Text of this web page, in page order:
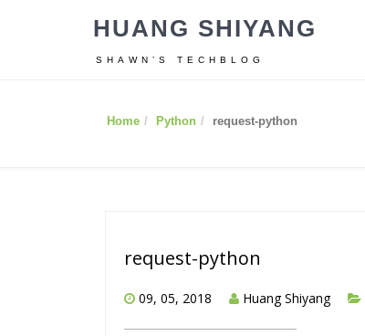
HUANG SHIYANG
SHAWN’S TECHBLOG
Home Python request-python
request-python
09, 05, 2018 Huang Shiyang